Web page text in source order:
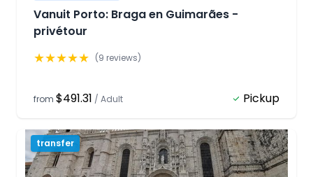
Vanuit Porto: Braga en Guimarães -
privétour
★★★★★ (9 reviews)
from $491.31 / Adult Pickup
transfer